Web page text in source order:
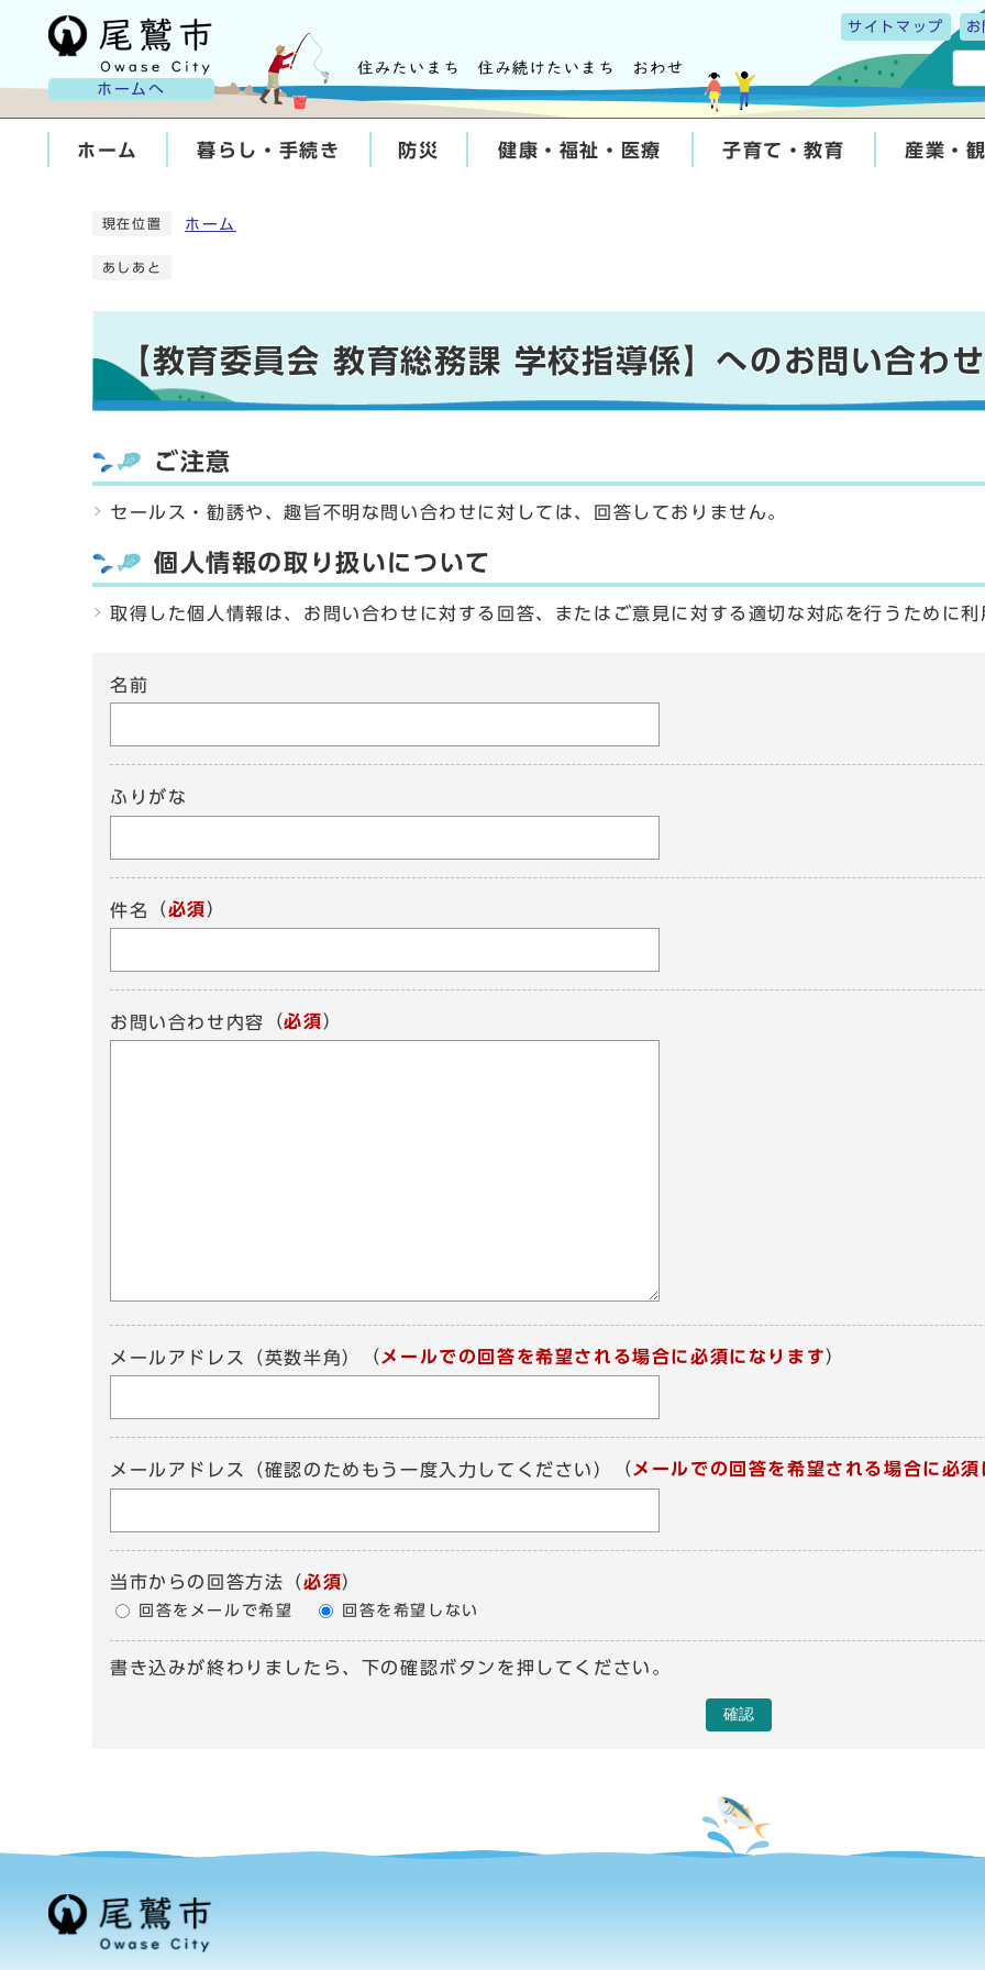
ホームへ
サイトマップ
ホーム 暮らし・手続き 防災 健康・福祉・医療 子育て・教育 産業・
現在位置 ホーム
あしあと
【教育委員会 教育総務課 学校指導係】へのお問い合わせ
ご注意
セールス・勧誘や、趣旨不明な問い合わせに対しては、回答しておりません。
個人情報の取り扱いについて
取得した個人情報は、お問い合わせに対する回答、またはご意見に対する適切な対応を行うために
名前
ふりがな
件名 （必須）
お問い合わせ内容 （必須）
メールアドレス（英数半角） （ メールでの回答を希望される場合に必須になります）
メールアドレス（確認のためもう一度入力してください） （メールでの回答を希望される場合に必須
当市からの回答方法 （必須）
回答をメールで希望 回答を希望しない
書き込みが終わりましたら、下の確認ボタンを押してください。
確認